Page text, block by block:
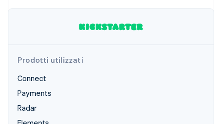
Rimozione del carbonio
Scopri come Stripe sta costruendo l'infrastruttura
Prodotti utilizzati
Connect
Payments
Radar